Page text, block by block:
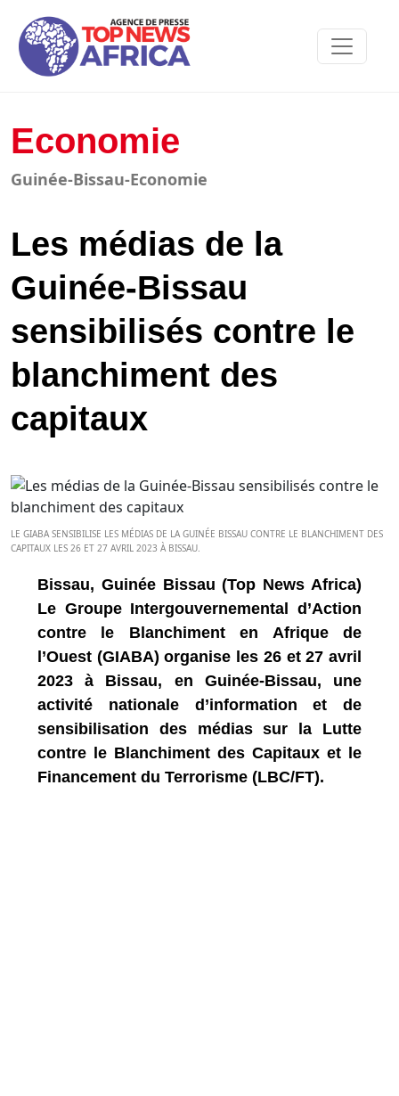
Economie
Guinée-Bissau-Economie
Les médias de la
Guinée-Bissau
sensibilisés contre le
blanchiment des
capitaux
LE GIABA SENSIBILISE LES MÉDIAS DE LA GUINÉE BISSAU CONTRE LE BLANCHIMENT DES
CAPITAUX LES 26 ET 27 AVRIL 2023 À BISSAU.
Bissau, Guinée Bissau (Top News Africa)
Le Groupe Intergouvernemental d’Action
contre le Blanchiment en Afrique de
l’Ouest (GIABA) organise les 26 et 27 avril
2023 à Bissau, en Guinée-Bissau, une
activité nationale d’information et de
sensibilisation des médias sur la Lutte
contre le Blanchiment des Capitaux et le
Financement du Terrorisme (LBC/FT).